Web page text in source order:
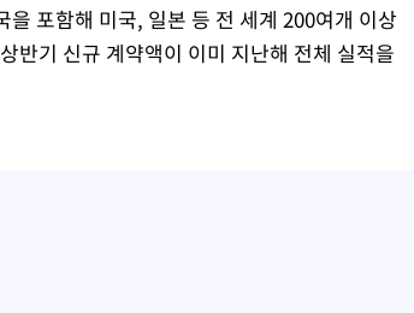
포함해 미국, 일본 등 전 세계 200여개 이상
반기 신규 계약액이 이미 지난해 전체 실적을